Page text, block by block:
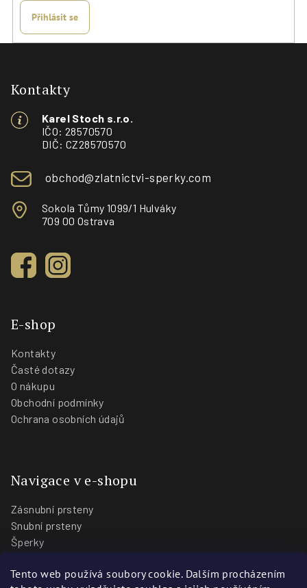
Tento web používá soubory cookie. Dalším procházením
Přihlásit se
Kontakty
Karel Stoch s.r.o.
IČO: 28570570
DIČ: CZ28570570
obchod@zlatnictvi-sperky.com
Sokola Tůmy 1099/1 Hulváky
709 00 Ostrava
E-shop
Kontakty
Časté dotazy
O nákupu
Obchodní podmínky
Ochrana osobních údajů
Navigace v e-shopu
Zásnubní prsteny
Snubní prsteny
Šperky
Blog